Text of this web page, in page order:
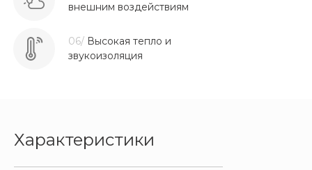
внешним воздействиям
06/ Высокая тепло и
звукоизоляция
Характеристики